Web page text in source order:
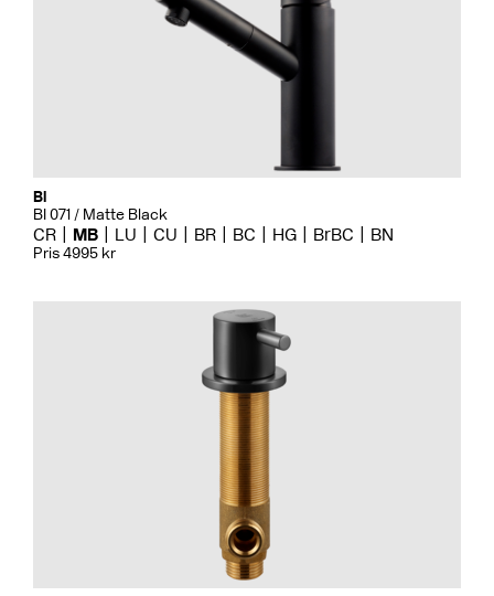
Bi
BI 071 / Matte Black
CR MB LU CU BR BC HG BrBC BN
Pris 4995 kr